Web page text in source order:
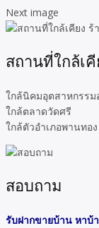
Next image
สถานที่ใกล้เ
ใกล้นิคมอุตสาหกรร
ใกล้ตลาดวัดศรี
ใกล้ตัวอำเภอพานทอง
สอบถาม
รับฝากขายบ้าน หาบ้